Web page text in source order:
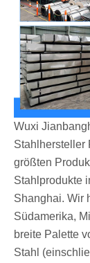
Wuxi
Stahlhersteller
größten
Stahlprodukte
Shanghai. Wir
Südamerika,
breite Palette
Stahl